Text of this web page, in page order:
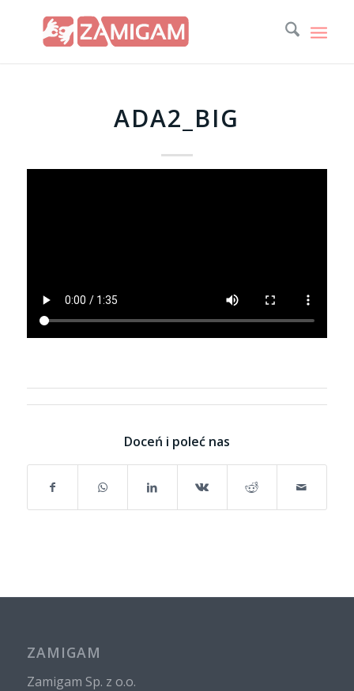
ADA2_BIG
Doceń i poleć nas
ZAMIGAM
Zamigam Sp. z o.o.